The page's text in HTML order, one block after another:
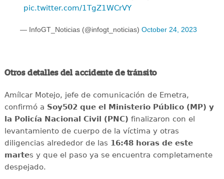
pic.twitter.com/1TgZ1WCrVY
— InfoGT_Noticias (@infogt_noticias) October 24, 2023
Otros detalles del accidente de tránsito
Amílcar Motejo, jefe de comunicación de Emetra,
confirmó a Soy502 que el Ministerio Público (MP) y
la Policía Nacional Civil (PNC) finalizaron con el
levantamiento de cuerpo de la víctima y otras
diligencias alrededor de las 16:48 horas de este
martes y que el paso ya se encuentra completamente
despejado.